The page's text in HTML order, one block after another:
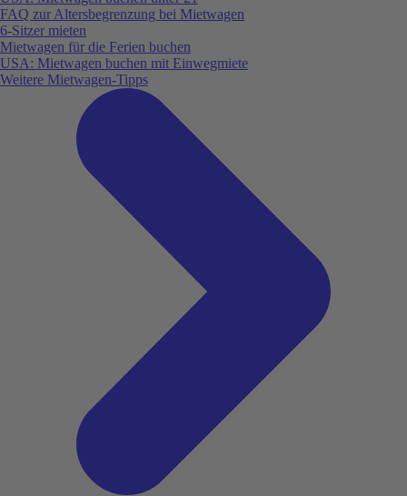
FAQ zur Altersbegrenzung bei Mietwagen
6-Sitzer mieten
Mietwagen für die Ferien buchen
USA: Mietwagen buchen mit Einwegmiete
Weitere Mietwagen-Tipps